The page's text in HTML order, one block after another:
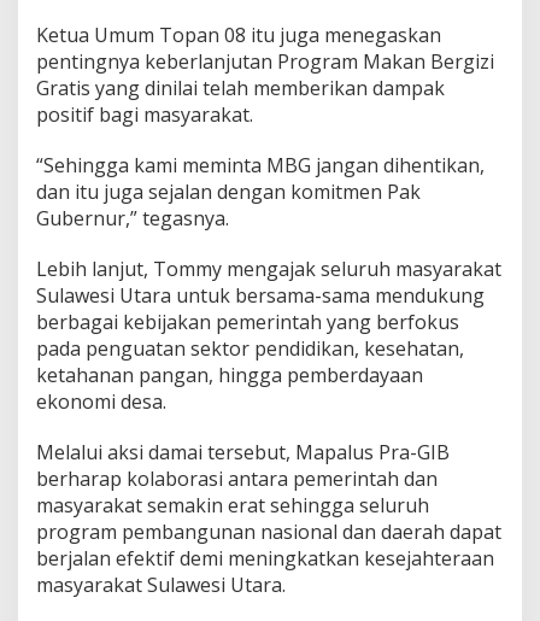
Ketua Umum Topan 08 itu juga menegaskan
pentingnya keberlanjutan Program Makan Bergizi
Gratis yang dinilai telah memberikan dampak
positif bagi masyarakat.
‎“Sehingga kami meminta MBG jangan dihentikan,
dan itu juga sejalan dengan komitmen Pak
Gubernur,” tegasnya.
Lebih lanjut, Tommy mengajak seluruh masyarakat
Sulawesi Utara untuk bersama-sama mendukung
berbagai kebijakan pemerintah yang berfokus
pada penguatan sektor pendidikan, kesehatan,
ketahanan pangan, hingga pemberdayaan
ekonomi desa.
Melalui aksi damai tersebut, Mapalus Pra-GIB
berharap kolaborasi antara pemerintah dan
masyarakat semakin erat sehingga seluruh
program pembangunan nasional dan daerah dapat
berjalan efektif demi meningkatkan kesejahteraan
masyarakat Sulawesi Utara.